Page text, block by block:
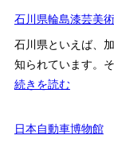
ア
セ
ス
案
館
沢
涌
夢
二
石川県輪島漆芸美
石川県といえば、
知られています。
続きを読む:
川
日本自動車博物館